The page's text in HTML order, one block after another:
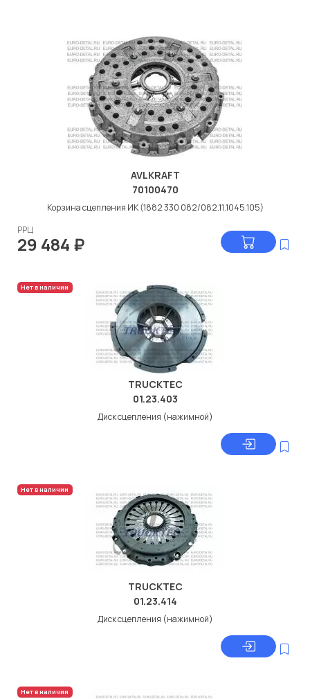
AVLKRAFT
70100470
Корзина сцепления ИК (1882 330 082/082.11.1045.105)
РРЦ
29 484 ₽
Нет в наличии
TRUCKTEC
01.23.403
Диск сцепления (нажимной)
Нет в наличии
TRUCKTEC
01.23.414
Диск сцепления (нажимной)
Нет в наличии